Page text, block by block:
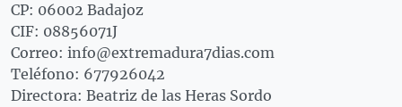
CP: 06002 Badajoz
CIF: 08856071J
Correo: info@extremadura7dias.com
Teléfono: 677926042
Directora: Beatriz de las Heras Sordo